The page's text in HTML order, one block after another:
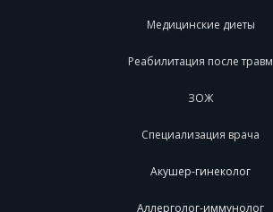
Медицинские диеты
Реабилитация после травм
ЗОЖ
Специализация врача
Акушер-гинеколог
Аллерголог-иммунолог